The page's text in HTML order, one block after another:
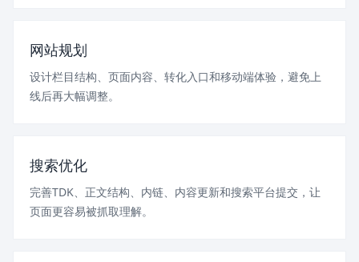
网站规划
设计栏目结构、页面内容、转化入口和移动端体验，避免上
线后再大幅调整。
搜索优化
完善TDK、正文结构、内链、内容更新和搜索平台提交，让
页面更容易被抓取理解。